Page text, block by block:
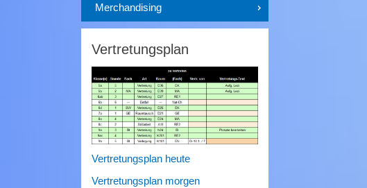
Merchandising
Vertretungsplan
Vertretungsplan heute
Vertretungsplan morgen